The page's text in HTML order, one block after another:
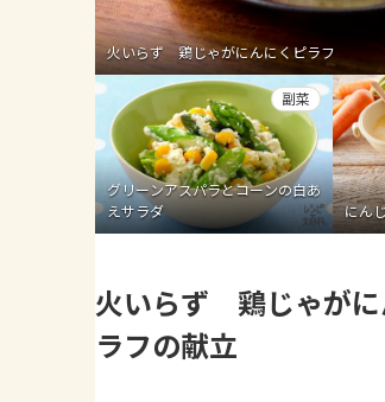
火いらず 鶏じゃがにんにくピラフ
グリーンアスパラとコーンの白あ
えサラダ
副菜
にん
火いらず 鶏じゃがに
ラフの献立